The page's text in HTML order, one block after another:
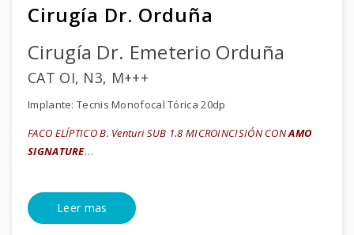
Cirugía Dr. Orduña
Cirugía Dr. Emeterio Orduña
CAT OI, N3, M+++
Implante: Tecnis Monofocal Tórica 20dp
FACO ELÍPTICO B. Venturi SUB 1.8 MICROINCISIÓN CONAMO
SIGNATURE…
Leer mas